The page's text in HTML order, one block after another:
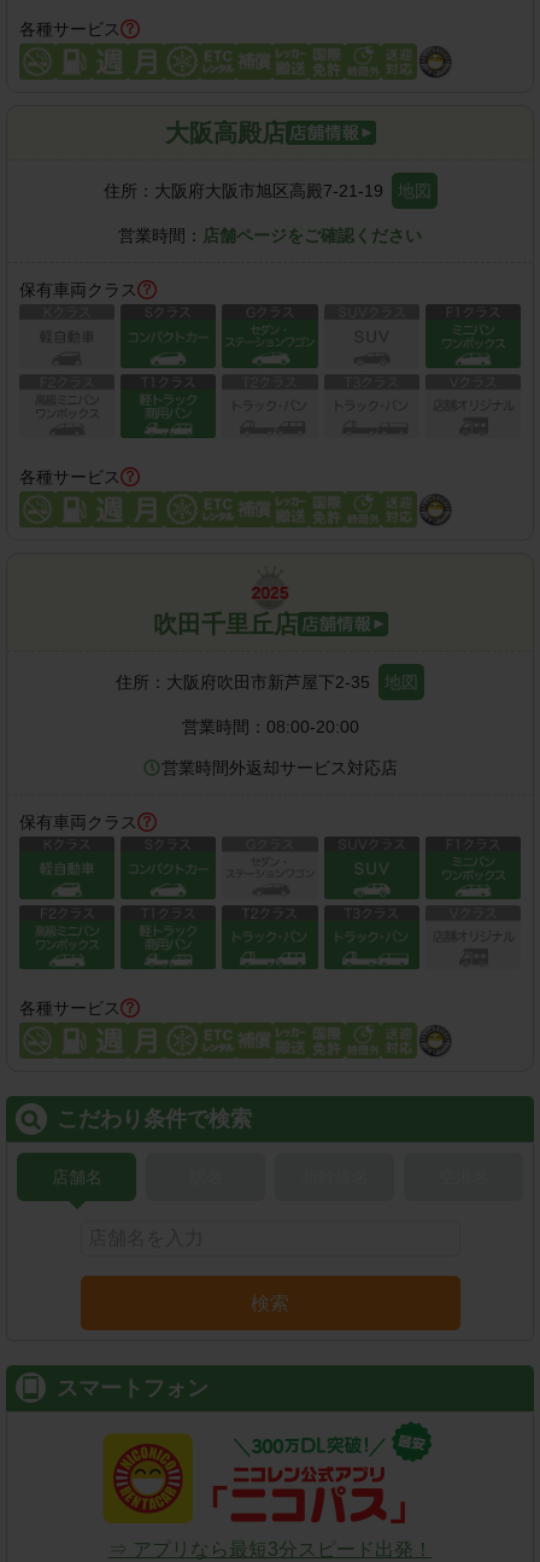
各種サービス
大阪高殿店
住所： 大阪府大阪市旭区高殿7-21-19 地図
営業時間： 店舗ページをご確認ください
保有車両クラス
各種サービス
吹田千里丘店
住所： 大阪府吹田市新芦屋下2-35 地図
営業時間： 08:00-20:00
営業時間外返却サービス対応店
保有車両クラス
各種サービス
こだわり条件で検索
店舗名
検索
スマートフォン
⇒ アプリなら最短3分スピード出発！